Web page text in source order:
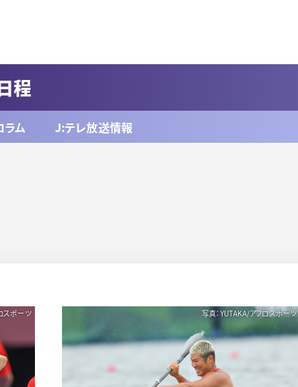
程
ム J:テレ放送情報
スポーツ 写真：YUTAKA/アフロスポーツ